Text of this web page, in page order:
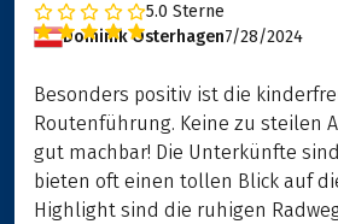
5.0 Sterne
Dominik Osterhagen7/28/2024
Besonders positiv ist die
Routenführung. Keine zu steilen
gut machbar! Die Unterkünfte
bieten oft einen tollen Blick auf
Highlight sind die ruhigen